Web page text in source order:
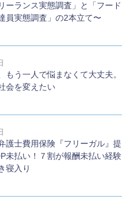
ーランス実態調査」と「フード
員実態調査」の2本⽴て〜
もう一人で悩まなくて大丈夫。
会を変えたい
護士費用保険『フリーガル』提
未払い！７割が報酬未払い経験
寝入り